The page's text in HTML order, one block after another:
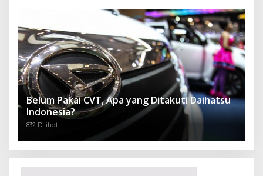
Belum Pakai CVT, Apa yang Ditakuti Daihatsu
Indonesia?
832 Dilihat